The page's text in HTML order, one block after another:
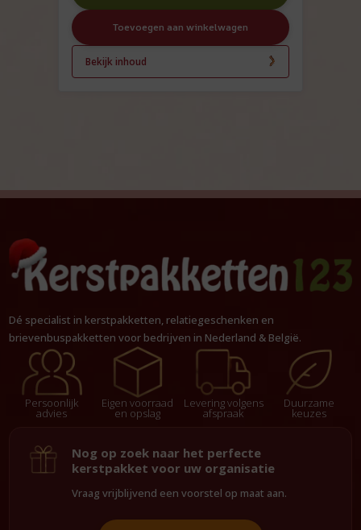
Toevoegen aan winkelwagen
Bekijk inhoud
Dé specialist in kerstpakketten, relatiegeschenken en
brievenbuspakketten voor bedrijven in Nederland & België.
Persoonlijk
advies
Eigen voorraad
en opslag
Levering volgens
afspraak
Duurzame
keuzes
Nog op zoek naar het perfecte
kerstpakket voor uw organisatie
Vraag vrijblijvend een voorstel op maat aan.